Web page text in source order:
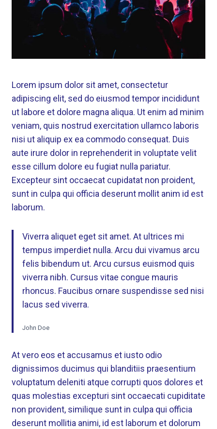
Lorem ipsum dolor sit amet, consectetur
adipiscing elit, sed do eiusmod tempor incididunt
ut labore et dolore magna aliqua. Ut enim ad minim
veniam, quis nostrud exercitation ullamco laboris
nisi ut aliquip ex ea commodo consequat. Duis
aute irure dolor in reprehenderit in voluptate velit
esse cillum dolore eu fugiat nulla pariatur.
Excepteur sint occaecat cupidatat non proident,
sunt in culpa qui officia deserunt mollit anim id est
laborum.
Viverra aliquet eget sit amet. At ultrices mi
tempus imperdiet nulla. Arcu dui vivamus arcu
felis bibendum ut. Arcu cursus euismod quis
viverra nibh. Cursus vitae congue mauris
rhoncus. Faucibus ornare suspendisse sed nisi
lacus sed viverra.
John Doe
At vero eos et accusamus et iusto odio
dignissimos ducimus qui blanditiis praesentium
voluptatum deleniti atque corrupti quos dolores et
quas molestias excepturi sint occaecati cupiditate
non provident, similique sunt in culpa qui officia
deserunt mollitia animi, id est laborum et dolorum